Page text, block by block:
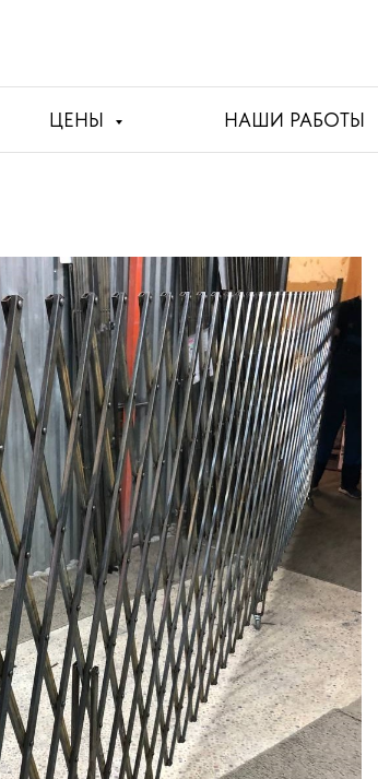
ЦЕНЫ НАШИ РАБОТЫ